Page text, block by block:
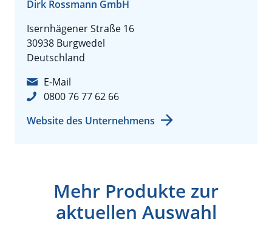
Dirk Rossmann GmbH
Isernhägener Straße 16
30938 Burgwedel
Deutschland
E-Mail
0800 76 77 62 66
Website des Unternehmens
Mehr Produkte zur
aktuellen Auswahl